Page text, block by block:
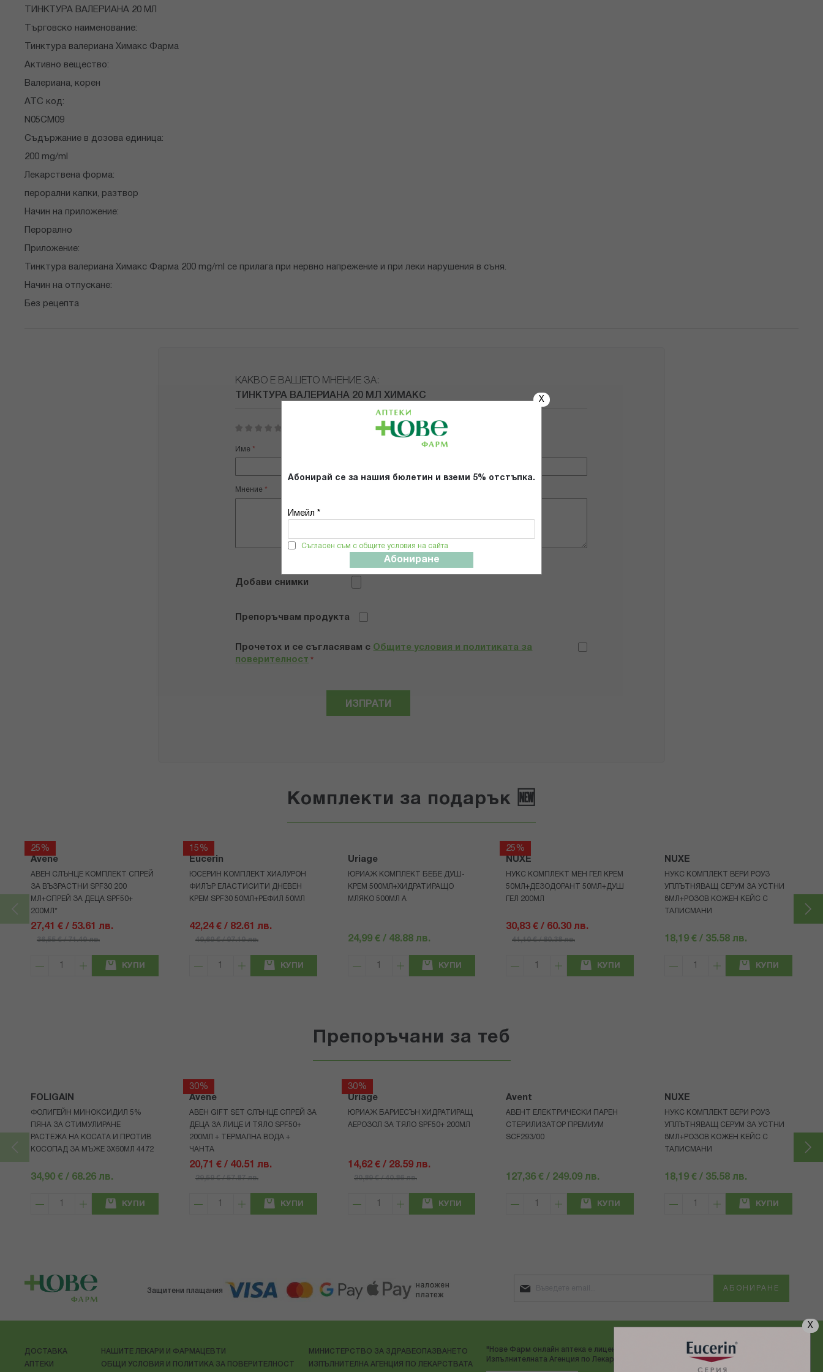
X
X
Абонирай се за нашия бюлетин и вземи 5% отстъпка.
Имейл *
Съгласен съм с общите условия на сайта
Абониране
ТИНКТУРА ВАЛЕРИАНА 20 МЛ
Търговско наименование:
Тинктура валериана Химакс Фарма
Активно вещество:
Валериана, корен
ATC код:
N05CM09
Съдържание в дозова единица:
200 mg/ml
Лекарствена форма:
перорални капки, разтвор
Начин на приложение:
Перорално
Приложение:
Тинктура валериана Химакс Фарма 200 mg/ml се прилага при нервно напрежение и при леки нарушения в съня.
Начин на отпускане:
Без рецепта
КАКВО Е ВАШЕТО МНЕНИЕ ЗА:
ТИНКТУРА ВАЛЕРИАНА 20 МЛ ХИМАКС
star
stars
stars
stars
stars
Име Имейл адрес
Мнение
Добави снимки
Препоръчвам продукта
Прочетох и се съгласявам с Общите условия и политиката за
поверителност *
ИЗПРАТИ
Комплекти за подарък 🆕
25%
Avene
АВЕН СЛЪНЦЕ КОМПЛЕКТ СПРЕЙ
ЗА ВЪЗРАСТНИ SPF30 200
МЛ+СПРЕЙ ЗА ДЕЦА SPF50+
200МЛ*
27,41 € / 53.61 лв.
36,55 € / 71.49 лв.
КУПИ
15%
Eucerin
ЮСЕРИН КОМПЛЕКТ ХИАЛУРОН
ФИЛЪР ЕЛАСТИСИТИ ДНЕВЕН
КРЕМ SPF30 50МЛ+РЕФИЛ 50МЛ
42,24 € / 82.61 лв.
49,69 € / 97.19 лв.
КУПИ
Uriage
ЮРИАЖ КОМПЛЕКТ БЕБЕ ДУШ-
КРЕМ 500МЛ+ХИДРАТИРАЩО
МЛЯКО 500МЛ A
24,99 € / 48.88 лв.
КУПИ
25%
NUXE
НУКС КОМПЛЕКТ МЕН ГЕЛ КРЕМ
50МЛ+ДЕЗОДОРАНТ 50МЛ+ДУШ
ГЕЛ 200МЛ
30,83 € / 60.30 лв.
41,10 € / 80.38 лв.
КУПИ
NUXE
НУКС КОМПЛЕКТ ВЕРИ РОУЗ
УПЛЪТНЯВАЩ СЕРУМ ЗА УСТНИ
8МЛ+РОЗОВ КОЖЕН КЕЙС С
ТАЛИСМАНИ
18,19 € / 35.58 лв.
КУПИ
Препоръчани за теб
FOLIGAIN
ФОЛИГЕЙН МИНОКСИДИЛ 5%
ПЯНА ЗА СТИМУЛИРАНЕ
РАСТЕЖА НА КОСАТА И ПРОТИВ
КОСОПАД ЗА МЪЖЕ 3X60МЛ 4472
34,90 € / 68.26 лв.
КУПИ
30%
Avene
АВЕН GIFT SET СЛЪНЦЕ СПРЕЙ ЗА
ДЕЦА ЗА ЛИЦЕ И ТЯЛО SPF50+
200МЛ + ТЕРМАЛНА ВОДА +
ЧАНТА
20,71 € / 40.51 лв.
29,59 € / 57.87 лв.
КУПИ
30%
Uriage
ЮРИАЖ БАРИЕСЪН ХИДРАТИРАЩ
АЕРОЗОЛ ЗА ТЯЛО SPF50+ 200МЛ
14,62 € / 28.59 лв.
20,89 € / 40.86 лв.
КУПИ
Avent
АВЕНТ ЕЛЕКТРИЧЕСКИ ПАРЕН
СТЕРИЛИЗАТОР ПРЕМИУМ
SCF293/00
127,36 € / 249.09 лв.
КУПИ
NUXE
НУКС КОМПЛЕКТ ВЕРИ РОУЗ
УПЛЪТНЯВАЩ СЕРУМ ЗА УСТНИ
8МЛ+РОЗОВ КОЖЕН КЕЙС С
ТАЛИСМАНИ
18,19 € / 35.58 лв.
КУПИ
Защитени плащания АБОНИРАНЕ
ДОСТАВКА
АПТЕКИ
НАШИТЕ ЛЕКАРИ И ФАРМАЦЕВТИ
ОБЩИ УСЛОВИЯ И ПОЛИТИКА ЗА ПОВЕРИТЕЛНОСТ
МИНИСТЕРСТВО ЗА ЗДРАВЕОПАЗВАНЕТО
ИЗПЪЛНИТЕЛНА АГЕНЦИЯ ПО ЛЕКАРСТВАТА
"Нове Фарм онлайн аптека е лицензирана от
Изпълнителната Агенция по Лекарствата"
ДОСТАВЯМЕ С: